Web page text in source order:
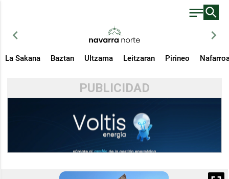
chevron_left chevron_right
La Sakana Baztan Ultzama Leitzaran Pirineo
PUBLICIDAD